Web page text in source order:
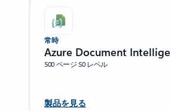
常時
Azure Document
500 ページ S0 レベル
製品を見る